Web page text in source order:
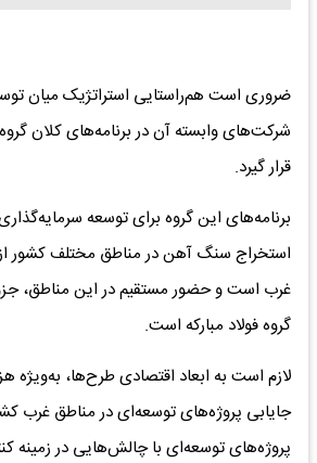
ضروری است هم‌راستایی استراتژیک میان
شرکت‌های وابسته آن در برنامه‌های کلان گروه
قرار گیرد.
برنامه‌های این گروه برای توسعه
استخراج سنگ آهن در مناطق مختلف کشور
غرب است و حضور مستقیم در این مناطق،
گروه فولاد مبارکه است.
لازم است به ابعاد اقتصادی طرح‌ها، به‌ویژه
جایابی پروژه‌های توسعه‌ای در مناطق غرب
پروژه‌های توسعه‌ای با چالش‌هایی در زمینه